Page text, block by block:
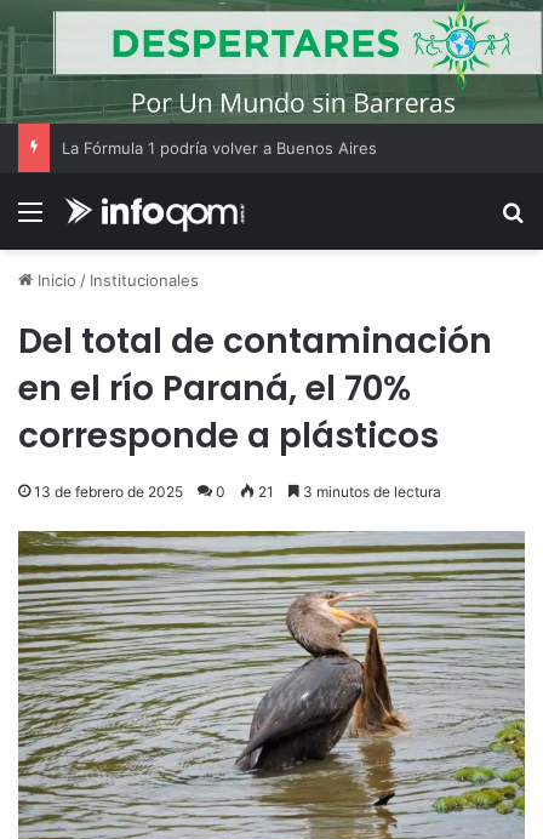
La Fórmula 1 podría volver a Buenos Aires
Menú
Inicio / Institucionales
Del total de contaminación
en el río Paraná, el 70%
corresponde a plásticos
13 de febrero de 2025 0 21 3 minutos de lectura